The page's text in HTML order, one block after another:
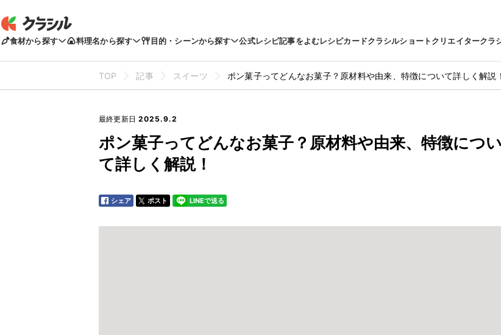
食材から探す 料理名から探す 目的・シーンから探す 公式レシピ記事をよむレシピカードクラシルショートクリエイタークラ
TOP 記事 スイーツ ポン菓子ってどんなお菓子？原材料や由来、特徴について詳しく解説！
最終更新日 2025.9.2
ポン菓子ってどんなお菓子？原材料や由来、特徴につい
て詳しく解説！
シェア ポスト LINEで送る